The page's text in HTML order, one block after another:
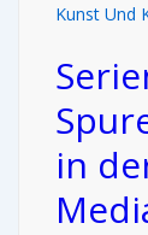
Kunst Und
in